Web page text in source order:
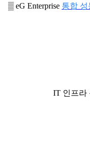
▒ eG Enterprise 통합
IT 인프라